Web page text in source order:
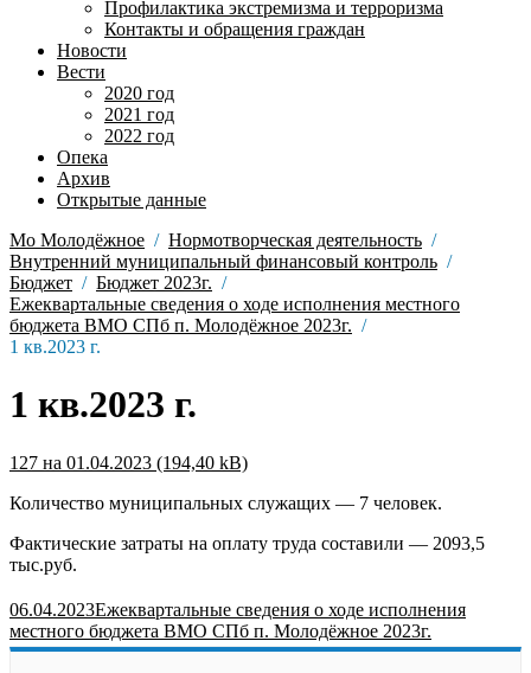
Профилактика экстремизма и терроризма
Контакты и обращения граждан
Новости
Вести
2020 год
2021 год
2022 год
Опека
Архив
Открытые данные
Мо Молодёжное
Нормотворческая деятельность
Внутренний муниципальный финансовый контроль
Бюджет
Бюджет 2023г.
Ежеквартальные сведения о ходе исполнения местного
бюджета ВМО СПб п. Молодёжное 2023г.
1 кв.2023 г.
1 кв.2023 г.
127 на 01.04.2023
Количество муниципальных служащих — 7 человек.
Фактические затраты на оплату труда составили — 2093,5
тыс.руб.
06.04.2023Ежеквартальные сведения о ходе исполнения
местного бюджета ВМО СПб п. Молодёжное 2023г.